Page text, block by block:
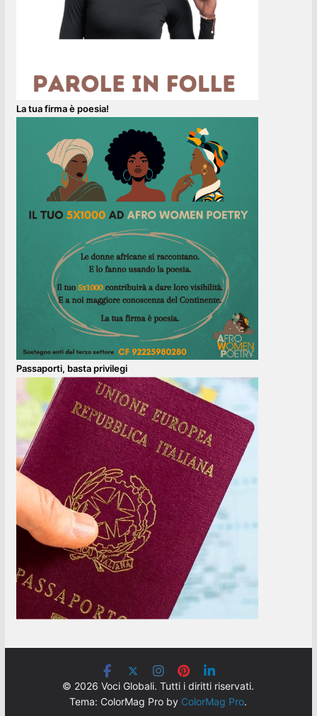
La tua firma è poesia!
Passaporti, basta privilegi
© 2026 Voci Globali. Tutti i diritti riservati.
Tema: ColorMag Pro by ColorMag Pro.